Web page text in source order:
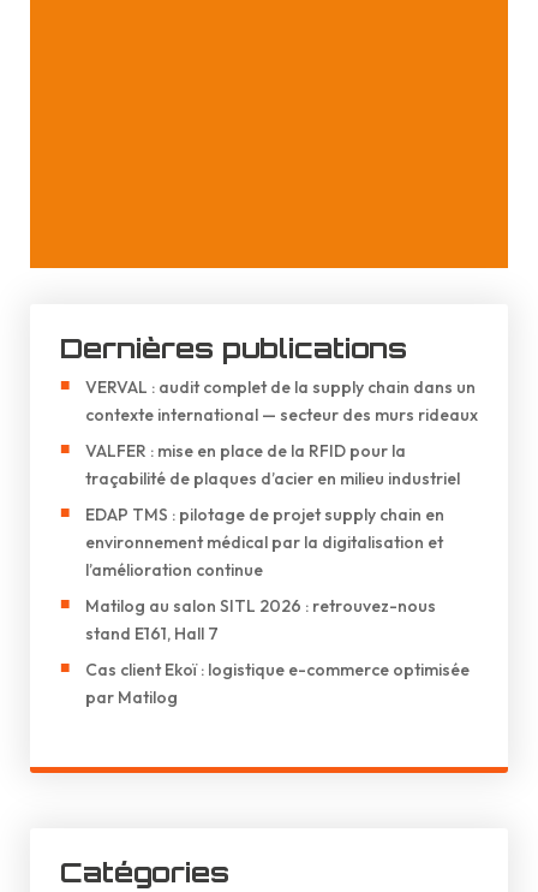
Dernières publications
VERVAL : audit complet de la supply chain dans un
contexte international — secteur des murs rideaux
VALFER : mise en place de la RFID pour la
traçabilité de plaques d’acier en milieu industriel
EDAP TMS : pilotage de projet supply chain en
environnement médical par la digitalisation et
l’amélioration continue
Matilog au salon SITL 2026 : retrouvez-nous
stand E161, Hall 7
Cas client Ekoï : logistique e-commerce optimisée
par Matilog
Catégories